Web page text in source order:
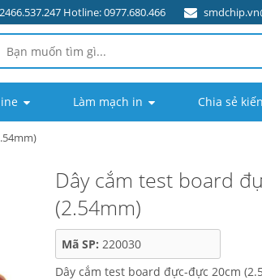
Hotline: 0977.680.466
Làm mạch in Chia sẻ
Dây cắm test board
(2.54mm)
Mã SP: 220030
Dây cắm test board đực-đực 20cm